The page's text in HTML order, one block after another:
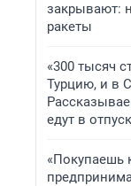
закрывают:
ракеты
«300 тысяч
Турцию, и в
едут в
«Покупаешь